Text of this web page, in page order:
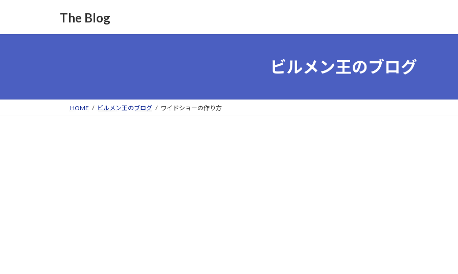
The Blog
ビルメン王のブログ
HOME ビルメン王のブログ ワイドショーの作り方